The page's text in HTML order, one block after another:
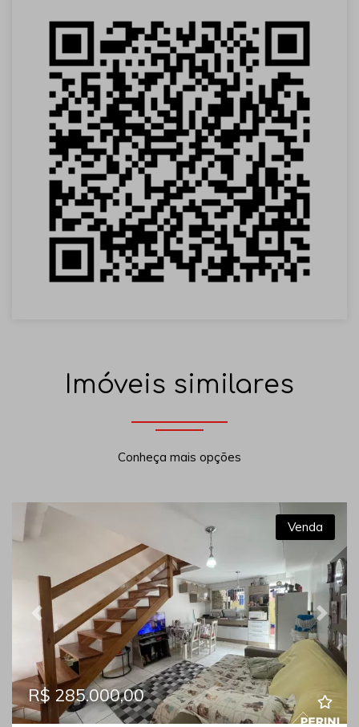
Imóveis similares
Conheça mais opções
Previous Next
Venda
R$ 285.000,00